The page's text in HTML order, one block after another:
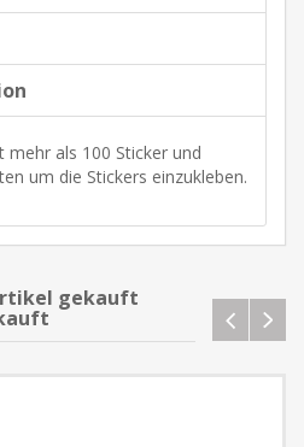
mehr als 100 Sticker und
um die Stickers einzukleben.
gekauft